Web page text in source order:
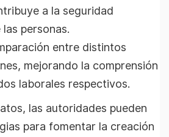
a la seguridad
personas.
entre distintos
mejorando la comprensión
laborales respectivos.
las autoridades pueden
para fomentar la creación